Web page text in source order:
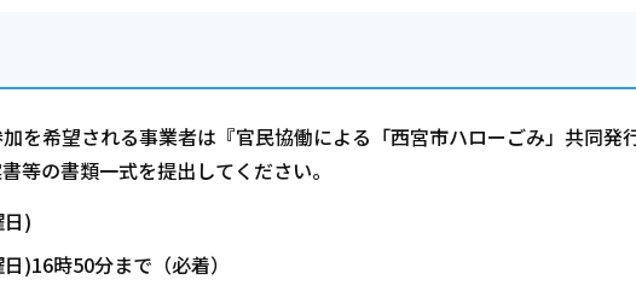
を希望される事業者は『官民協働による「西宮市ハローごみ」共同発
等の書類一式を提出してください。
)
)16時50分まで（必着）